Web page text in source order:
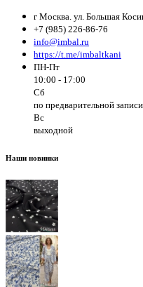
г Москва. ул. Большая
+7 (985) 226-86-76
info@imbal.ru
https://t.me/imbaltkani
ПН-Пт
10:00 - 17:00
Сб
по предварительной записи
Вс
выходной
Наши новинки